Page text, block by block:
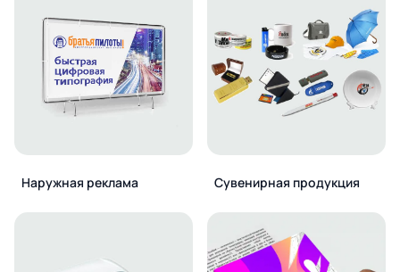
Наружная реклама Сувенирная продукция